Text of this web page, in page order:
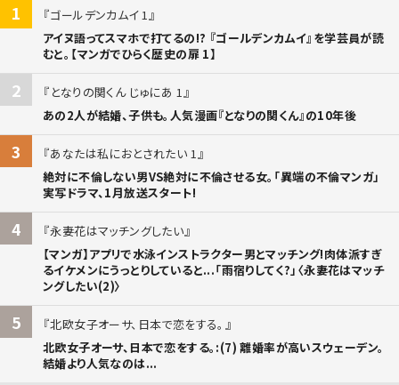
1
ゴールデンカムイ 1
アイヌ語ってスマホで打てるの!? 『ゴールデンカムイ』を学芸員が読
むと。【マンガでひらく歴史の扉 1】
2
となりの関くん じゅにあ 1
あの2人が結婚、子供も。人気漫画『となりの関くん』の10年後
3
あなたは私におとされたい 1
絶対に不倫しない男VS絶対に不倫させる女。「異端の不倫マンガ」
実写ドラマ、1月放送スタート!
4
永妻花はマッチングしたい
【マンガ】アプリで水泳インストラクター男とマッチング!肉体派すぎ
るイケメンにうっとりしていると...「雨宿りしてく?」〈永妻花はマッチ
ングしたい(2)〉
5
北欧女子オーサ、日本で恋をする。
北欧女子オーサ、日本で恋をする。:(7) 離婚率が高いスウェーデン。
結婚より人気なのは...